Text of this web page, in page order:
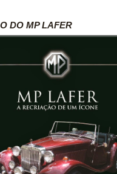
DO MP LAFER